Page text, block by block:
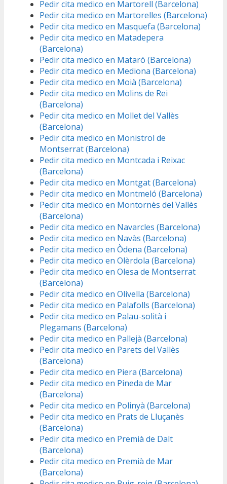
Pedir cita medico en Martorell (Barcelona)
Pedir cita medico en Martorelles (Barcelona)
Pedir cita medico en Masquefa (Barcelona)
Pedir cita medico en Matadepera
(Barcelona)
Pedir cita medico en Mataró (Barcelona)
Pedir cita medico en Mediona (Barcelona)
Pedir cita medico en Moià (Barcelona)
Pedir cita medico en Molins de Rei
(Barcelona)
Pedir cita medico en Mollet del Vallès
(Barcelona)
Pedir cita medico en Monistrol de
Montserrat (Barcelona)
Pedir cita medico en Montcada i Reixac
(Barcelona)
Pedir cita medico en Montgat (Barcelona)
Pedir cita medico en Montmeló (Barcelona)
Pedir cita medico en Montornès del Vallès
(Barcelona)
Pedir cita medico en Navarcles (Barcelona)
Pedir cita medico en Navàs (Barcelona)
Pedir cita medico en Òdena (Barcelona)
Pedir cita medico en Olèrdola (Barcelona)
Pedir cita medico en Olesa de Montserrat
(Barcelona)
Pedir cita medico en Olivella (Barcelona)
Pedir cita medico en Palafolls (Barcelona)
Pedir cita medico en Palau-solità i
Plegamans (Barcelona)
Pedir cita medico en Pallejà (Barcelona)
Pedir cita medico en Parets del Vallès
(Barcelona)
Pedir cita medico en Piera (Barcelona)
Pedir cita medico en Pineda de Mar
(Barcelona)
Pedir cita medico en Polinyà (Barcelona)
Pedir cita medico en Prats de Lluçanès
(Barcelona)
Pedir cita medico en Premià de Dalt
(Barcelona)
Pedir cita medico en Premià de Mar
(Barcelona)